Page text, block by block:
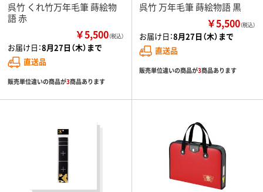
呉竹 くれ竹万年毛筆 蒔絵物
語 赤
￥5,500（税込）
お届け日：8月27日（木）まで
直送品
販売単位違いの商品が3商品あります
呉竹 万年毛筆 蒔絵物語 黒
￥5,500（税込）
お届け日：8月27日（木）まで
直送品
販売単位違いの商品が3商品あります